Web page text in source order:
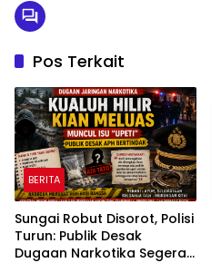
Pos Terkait
BERITA
Sungai Robut Disorot, Polisi
Turun: Publik Desak
Dugaan Narkotika Segera